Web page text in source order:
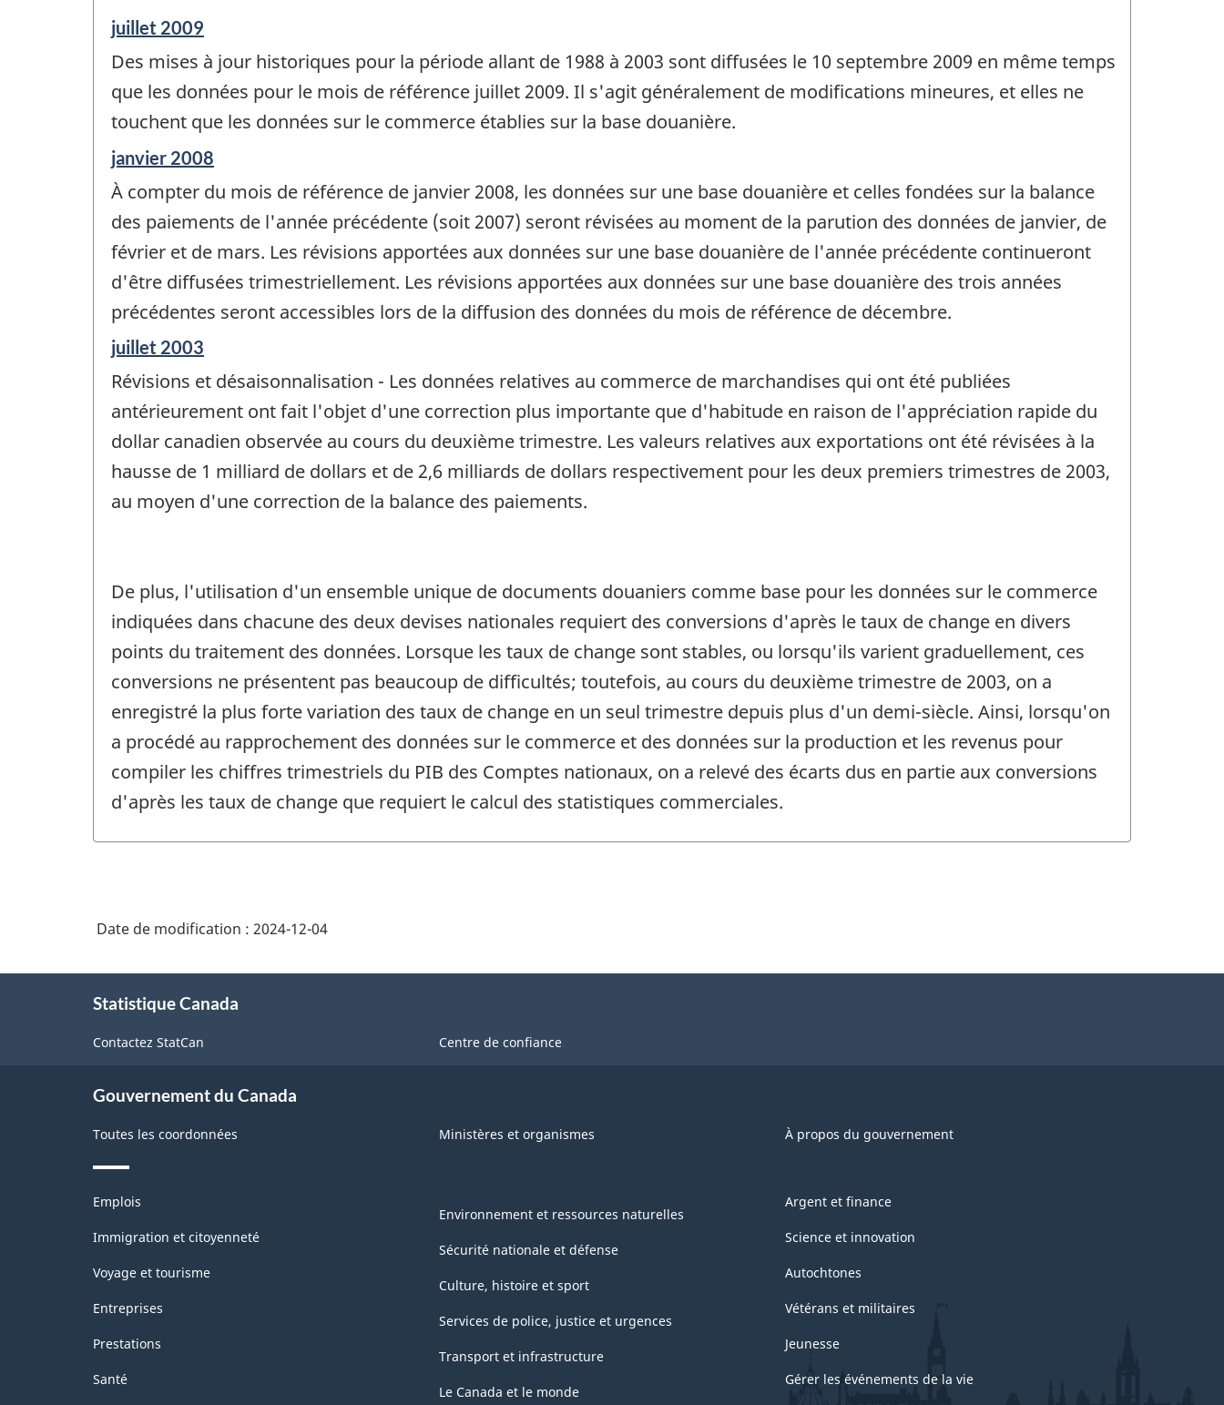
Période
référence
de
changement
-
juillet 2009
Des mises à jour historiques pour la période allant de 1988 à 2003 sont diffusées le 10 septembre 2009 en même temps
que les données pour le mois de référence juillet 2009. Il s'agit généralement de modifications mineures, et elles ne
touchent que les données sur le commerce établies sur la base douanière.
Période
de
référence
de
changement
-
janvier 2008
À compter du mois de référence de janvier 2008, les données sur une base douanière et celles fondées sur la balance
des paiements de l'année précédente (soit 2007) seront révisées au moment de la parution des données de janvier, de
février et de mars. Les révisions apportées aux données sur une base douanière de l'année précédente continueront
d'être diffusées trimestriellement. Les révisions apportées aux données sur une base douanière des trois années
précédentes seront accessibles lors de la diffusion des données du mois de référence de décembre.
Période
référence
de
-
juillet 2003
Révisions et désaisonnalisation - Les données relatives au commerce de marchandises qui ont été publiées
antérieurement ont fait l'objet d'une correction plus importante que d'habitude en raison de l'appréciation rapide du
dollar canadien observée au cours du deuxième trimestre. Les valeurs relatives aux exportations ont été révisées à la
hausse de 1 milliard de dollars et de 2,6 milliards de dollars respectivement pour les deux premiers trimestres de 2003,
au moyen d'une correction de la balance des paiements.
De plus, l'utilisation d'un ensemble unique de documents douaniers comme base pour les données sur le commerce
indiquées dans chacune des deux devises nationales requiert des conversions d'après le taux de change en divers
points du traitement des données. Lorsque les taux de change sont stables, ou lorsqu'ils varient graduellement, ces
conversions ne présentent pas beaucoup de difficultés; toutefois, au cours du deuxième trimestre de 2003, on a
enregistré la plus forte variation des taux de change en un seul trimestre depuis plus d'un demi-siècle. Ainsi, lorsqu'on
a procédé au rapprochement des données sur le commerce et des données sur la production et les revenus pour
compiler les chiffres trimestriels du PIB des Comptes nationaux, on a relevé des écarts dus en partie aux conversions
d'après les taux de change que requiert le calcul des statistiques commerciales.
Date de modification : 2024-12-04
Statistique Canada
Contactez StatCan Centre de confiance
Gouvernement du Canada
Toutes les coordonnées Ministères et organismes À propos du gouvernement
Thèmes
sujets
Emplois
Immigration et citoyenneté
Voyage et tourisme
Entreprises
Prestations
Santé
Environnement et ressources naturelles
Sécurité nationale et défense
Culture, histoire et sport
Services de police, justice et urgences
Transport et infrastructure
Le Canada et le monde
Argent et finance
Science et innovation
Autochtones
Vétérans et militaires
Jeunesse
Gérer les événements de la vie